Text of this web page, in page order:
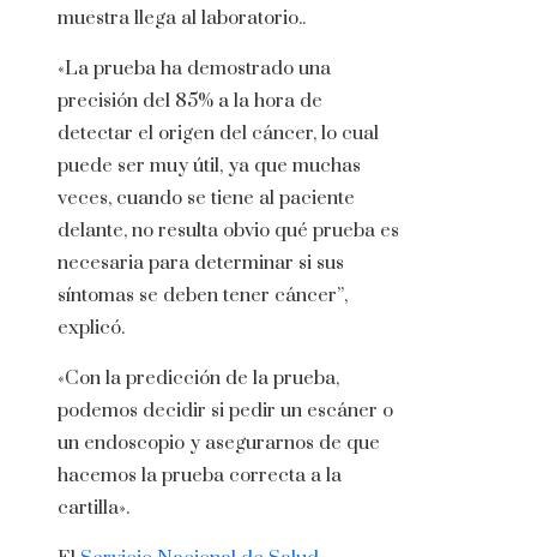
muestra llega al laboratorio..
«La prueba ha demostrado una
precisión del 85% a la hora de
detectar el origen del cáncer, lo cual
puede ser muy útil, ya que muchas
veces, cuando se tiene al paciente
delante, no resulta obvio qué prueba es
necesaria para determinar si sus
síntomas se deben tener cáncer”,
explicó.
«Con la predicción de la prueba,
podemos decidir si pedir un escáner o
un endoscopio y asegurarnos de que
hacemos la prueba correcta a la
cartilla».